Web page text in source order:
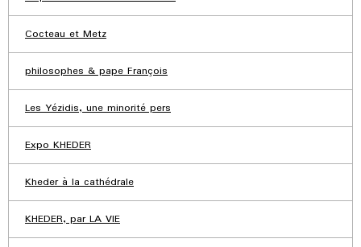
Cocteau et Metz
philosophes & pape François
Les Yézidis, une minorité pers
Expo KHEDER
Kheder à la cathédrale
KHEDER, par LA VIE